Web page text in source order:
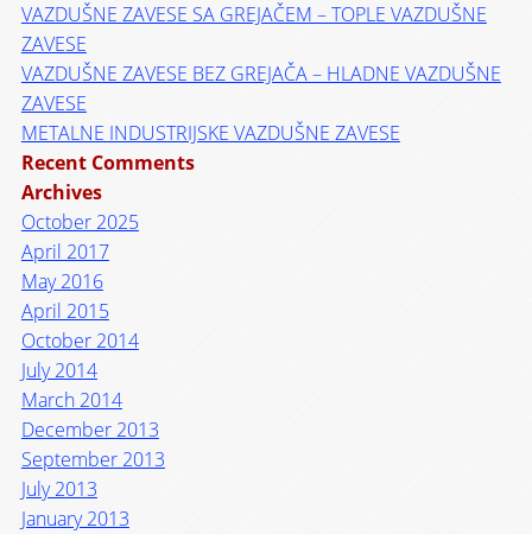
VAZDUŠNE ZAVESE SA GREJAČEM – TOPLE VAZDUŠNE
ZAVESE
VAZDUŠNE ZAVESE BEZ GREJAČA – HLADNE VAZDUŠNE
ZAVESE
METALNE INDUSTRIJSKE VAZDUŠNE ZAVESE
Recent Comments
Archives
October 2025
April 2017
May 2016
April 2015
October 2014
July 2014
March 2014
December 2013
September 2013
July 2013
January 2013